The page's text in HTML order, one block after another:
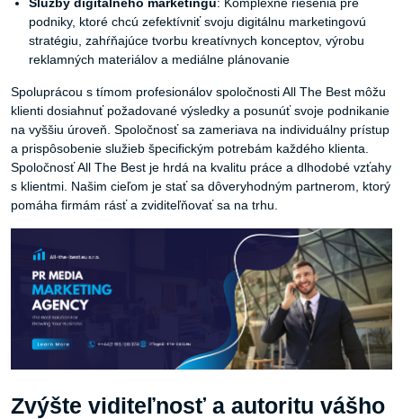
podniky, ktoré chcú zefektívniť svoju digitálnu marketingovú
stratégiu, zahŕňajúce tvorbu kreatívnych konceptov, výrobu
reklamných materiálov a mediálne plánovanie
Spoluprácou s tímom profesionálov spoločnosti All The Best môžu
klienti dosiahnuť požadované výsledky a posunúť svoje podnikanie
na vyššiu úroveň. Spoločnosť sa zameriava na individuálny prístup
a prispôsobenie služieb špecifickým potrebám každého klienta.
Spoločnosť All The Best je hrdá na kvalitu práce a dlhodobé vzťahy
s klientmi. Našim cieľom je stať sa dôveryhodným partnerom, ktorý
pomáha firmám rásť a zviditeľňovať sa na trhu.
Zvýšte viditeľnosť a autoritu vášho